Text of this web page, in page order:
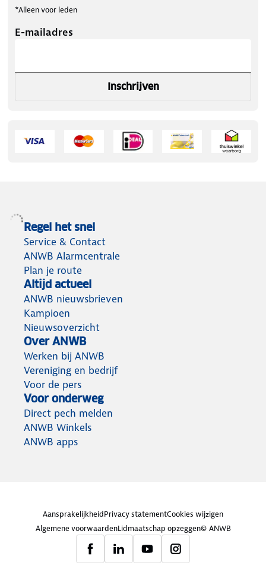
*Alleen voor leden
E-mailadres
Inschrijven
Regel het snel
Service & Contact
ANWB Alarmcentrale
Plan je route
Altijd actueel
ANWB nieuwsbrieven
Kampioen
Nieuwsoverzicht
Over ANWB
Werken bij ANWB
Vereniging en bedrijf
Voor de pers
Voor onderweg
Direct pech melden
ANWB Winkels
ANWB apps
AansprakelijkheidPrivacy statementCookies wijzigen
Algemene voorwaardenLidmaatschap opzeggen© ANWB